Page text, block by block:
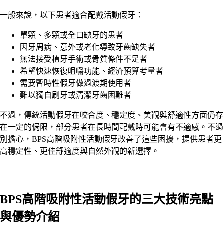
一般來說，以下患者適合配戴活動假牙：
單顆、多顆或全口缺牙的患者
因牙周病、意外或老化導致牙齒缺失者
無法接受植牙手術或骨質條件不足者
希望快速恢復咀嚼功能、經濟預算考量者
需要暫時性假牙做過渡期使用者
難以獨自刷牙或清潔牙齒困難者
不過，傳統活動假牙在咬合度、穩定度、美觀與舒適性方面仍存
在一定的侷限，部分患者在長時間配戴時可能會有不適感。不過
別擔心，BPS高階吸附性活動假牙改善了這些困擾，提供患者更
高穩定性、更佳舒適度與自然外觀的新選擇。
BPS高階吸附性活動假牙的三大技術亮點
與優勢介紹